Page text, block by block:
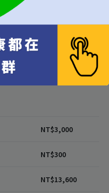
NT$3,000
NT$300
NT$13,600